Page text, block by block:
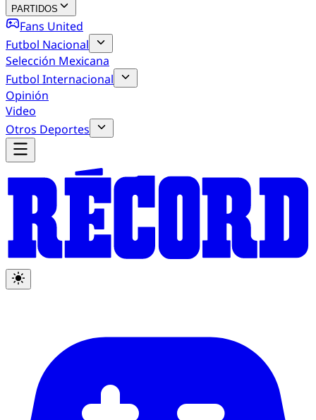
PARTIDOS
Fans United
Futbol Nacional
Selección Mexicana
Futbol Internacional
Opinión
Video
Otros Deportes